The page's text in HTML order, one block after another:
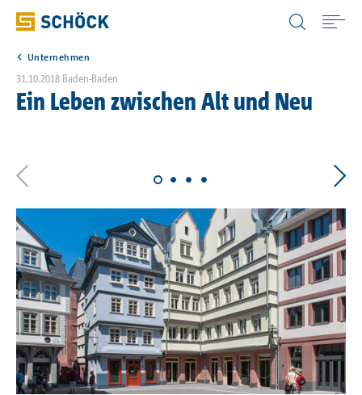
Produkte
Digitale Lösungen
Downloads
Wissen
Referenzen
Germany (DE) Deutsch
Unternehmen
31.10.2018 Baden-Baden
Ein Leben zwischen Alt und Neu